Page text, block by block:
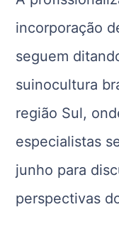
incorporação
seguem
suinocultura
região Sul,
especialistas
junho para
perspectivas